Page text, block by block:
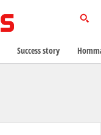
Success story